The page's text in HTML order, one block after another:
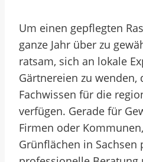
Um einen gepflegten
ganze Jahr über zu
ratsam, sich an lokale
Gärtnereien zu
Fachwissen für die
verfügen. Gerade für
Firmen oder
Grünflächen in Sachsen